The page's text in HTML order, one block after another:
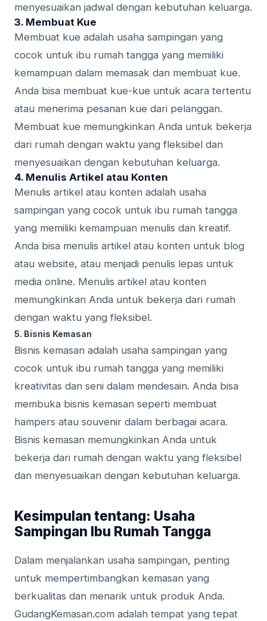
menyesuaikan jadwal dengan kebutuhan keluarga.
3. Membuat Kue
Membuat kue adalah usaha sampingan yang
cocok untuk ibu rumah tangga yang memiliki
kemampuan dalam memasak dan membuat kue.
Anda bisa membuat kue-kue untuk acara tertentu
atau menerima pesanan kue dari pelanggan.
Membuat kue memungkinkan Anda untuk bekerja
dari rumah dengan waktu yang fleksibel dan
menyesuaikan dengan kebutuhan keluarga.
4. Menulis Artikel atau Konten
Menulis artikel atau konten adalah usaha
sampingan yang cocok untuk ibu rumah tangga
yang memiliki kemampuan menulis dan kreatif.
Anda bisa menulis artikel atau konten untuk blog
atau website, atau menjadi penulis lepas untuk
media online. Menulis artikel atau konten
memungkinkan Anda untuk bekerja dari rumah
dengan waktu yang fleksibel.
5. Bisnis Kemasan
Bisnis kemasan adalah usaha sampingan yang
cocok untuk ibu rumah tangga yang memiliki
kreativitas dan seni dalam mendesain. Anda bisa
membuka bisnis kemasan seperti membuat
hampers atau souvenir dalam berbagai acara.
Bisnis kemasan memungkinkan Anda untuk
bekerja dari rumah dengan waktu yang fleksibel
dan menyesuaikan dengan kebutuhan keluarga.
Kesimpulan tentang: Usaha
Sampingan Ibu Rumah Tangga
Dalam menjalankan usaha sampingan, penting
untuk mempertimbangkan kemasan yang
berkualitas dan menarik untuk produk Anda.
GudangKemasan.com adalah tempat yang tepat